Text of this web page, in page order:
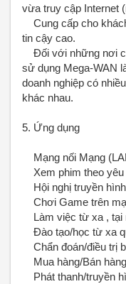
vừa truy cập Internet
Cung cấp cho
tin cậy cao.
Đối với những nơi
sử dụng Mega-WAN
doanh nghiệp có
khác nhau.
5. Ứng dụng
Mạng nối Mạng
Xem phim theo yêu
Hội nghị truyền
Chơi Game trên
Làm việc từ xa , tại
Đào tạo/học từ xa
Chẩn đoán/điều trị
Mua hàng/Bán
Phát thanh/truyền